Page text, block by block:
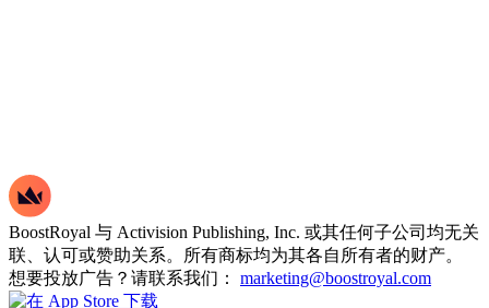
BoostRoyal 与 Activision Publishing, Inc. 或其任何子公司均无关
联、认可或赞助关系。所有商标均为其各自所有者的财产。
想要投放广告？请联系我们： marketing@boostroyal.com